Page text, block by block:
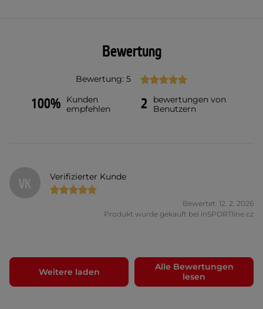
Bewertung
Bewertung: 5
100%
Kunden
empfehlen
2
bewertungen von
Benutzern
VK Verifizierter Kunde
Bewertet: 12. 2. 2026
Produkt wurde gekauft bei inSPORTline.cz
Weitere laden
Alle Bewertungen
lesen